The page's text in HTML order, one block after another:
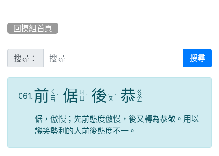
回模組首頁
搜尋： 搜尋
061. 前 ㄑ
ㄧ
ㄢ
ˊ 倨 ㄐ
ˋ 後 ㄏ
ㄡ ˋ 恭 ㄍ
ㄨ
ㄥ
倨，傲慢；先前態度傲慢，後又轉為恭敬。用以
譏笑勢利的人前後態度不一。